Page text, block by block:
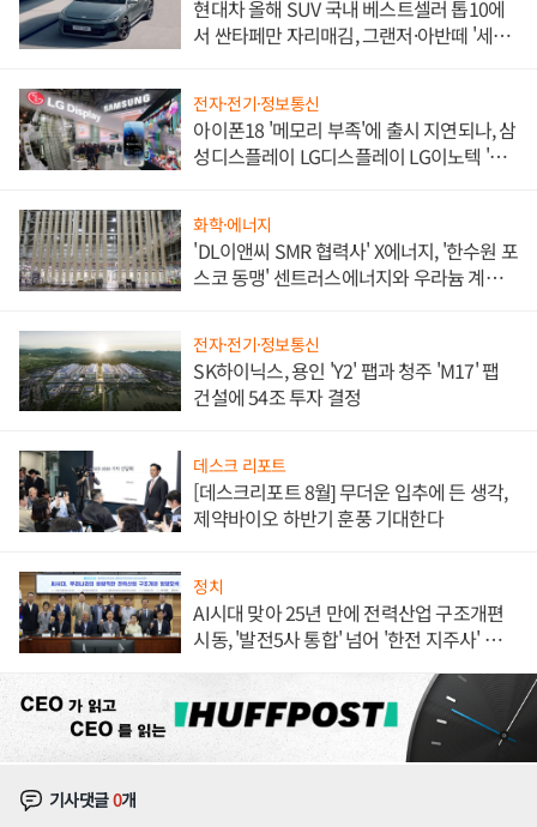
현대차 올해 SUV 국내 베스트셀러 톱10에
서 싼타페만 자리매김, 그랜저·아반떼 '세단
전자·전기·정보통신
아이폰18 '메모리 부족'에 출시 지연되나, 삼
성디스플레이 LG디스플레이 LG이노텍 '탈
화학·에너지
'DL이앤씨 SMR 협력사' X에너지, '한수원 포
스코 동맹' 센트러스에너지와 우라늄 계약
전자·전기·정보통신
SK하이닉스, 용인 'Y2' 팹과 청주 'M17' 팹
건설에 54조 투자 결정
데스크 리포트
[데스크리포트 8월] 무더운 입추에 든 생각,
제약바이오 하반기 훈풍 기대한다
정치
AI시대 맞아 25년 만에 전력산업 구조개편
시동, '발전5사 통합' 넘어 '한전 지주사' 재편
기사댓글0개